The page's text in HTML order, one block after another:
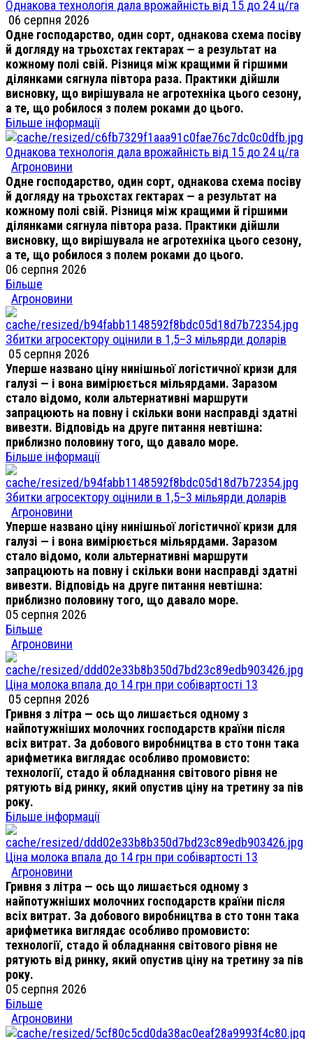
Однакова технологія дала врожайність від 15 до 24 ц/га
06 серпня 2026
Одне господарство, один сорт, однакова схема посіву
й догляду на трьохстах гектарах — а результат на
кожному полі свій. Різниця між кращими й гіршими
ділянками сягнула півтора раза. Практики дійшли
висновку, що вирішувала не агротехніка цього сезону,
а те, що робилося з полем роками до цього.
Більше інформації
Однакова технологія дала врожайність від 15 до 24 ц/га
Агроновини
Одне господарство, один сорт, однакова схема посіву
й догляду на трьохстах гектарах — а результат на
кожному полі свій. Різниця між кращими й гіршими
ділянками сягнула півтора раза. Практики дійшли
висновку, що вирішувала не агротехніка цього сезону,
а те, що робилося з полем роками до цього.
06 серпня 2026
Більше
Агроновини
Збитки агросектору оцінили в 1,5–3 мільярди доларів
05 серпня 2026
Уперше названо ціну нинішньої логістичної кризи для
галузі — і вона вимірюється мільярдами. Заразом
стало відомо, коли альтернативні маршрути
запрацюють на повну і скільки вони насправді здатні
вивезти. Відповідь на друге питання невтішна:
приблизно половину того, що давало море.
Більше інформації
Збитки агросектору оцінили в 1,5–3 мільярди доларів
Агроновини
Уперше названо ціну нинішньої логістичної кризи для
галузі — і вона вимірюється мільярдами. Заразом
стало відомо, коли альтернативні маршрути
запрацюють на повну і скільки вони насправді здатні
вивезти. Відповідь на друге питання невтішна:
приблизно половину того, що давало море.
05 серпня 2026
Більше
Агроновини
Ціна молока впала до 14 грн при собівартості 13
05 серпня 2026
Гривня з літра — ось що лишається одному з
найпотужніших молочних господарств країни після
всіх витрат. За добового виробництва в сто тонн така
арифметика виглядає особливо промовисто:
технології, стадо й обладнання світового рівня не
рятують від ринку, який опустив ціну на третину за пів
року.
Більше інформації
Ціна молока впала до 14 грн при собівартості 13
Агроновини
Гривня з літра — ось що лишається одному з
найпотужніших молочних господарств країни після
всіх витрат. За добового виробництва в сто тонн така
арифметика виглядає особливо промовисто:
технології, стадо й обладнання світового рівня не
рятують від ринку, який опустив ціну на третину за пів
року.
05 серпня 2026
Більше
Агроновини